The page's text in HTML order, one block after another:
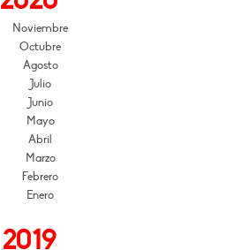
Noviembre
Octubre
Agosto
Julio
Junio
Mayo
Abril
Marzo
Febrero
Enero
2019